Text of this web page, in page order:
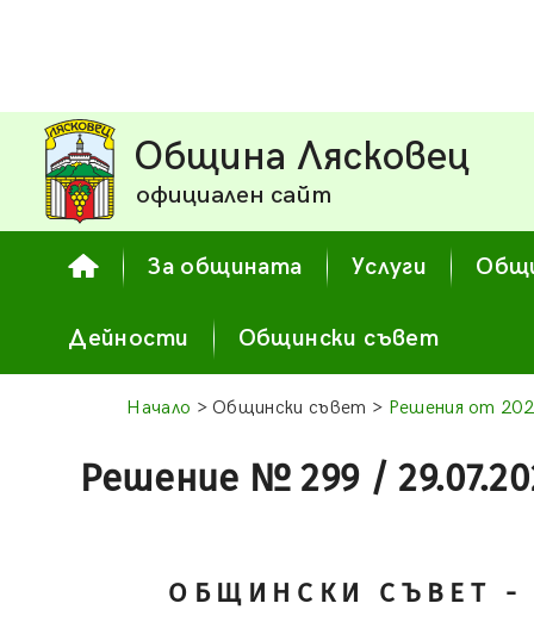
Община Лясковец
официален сайт
За общината Услуги
Дейности Общински съвет
Начало > Общински съвет > Решения от
Решение № 299 /
ОБЩИНСКИ СЪВЕТ -